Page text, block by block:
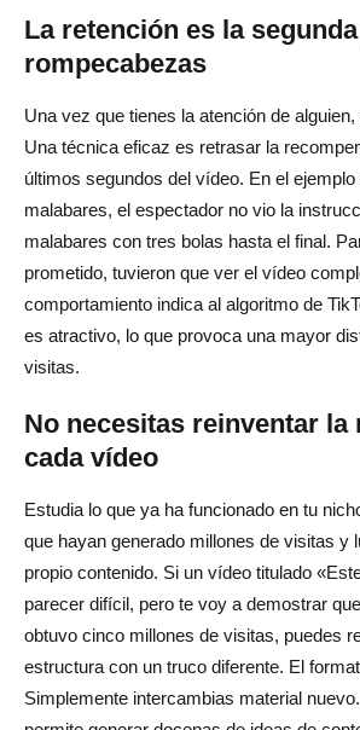
La retención es la
rompecabezas
Una vez que tienes la atención de
Una técnica eficaz es retrasar la
últimos segundos del vídeo. En el ejemplo
malabares, el espectador no vio la
malabares con tres bolas hasta el final.
prometido, tuvieron que ver el vídeo
comportamiento indica al algoritmo de
es atractivo, lo que provoca una mayor
visitas.
No necesitas reinventar la
cada vídeo
Estudia lo que ya ha funcionado en tu
que hayan generado millones de visitas y
propio contenido. Si un vídeo titulado
parecer difícil, pero te voy a demostrar
obtuvo cinco millones de visitas, puedes
estructura con un truco diferente. El
Simplemente intercambias material